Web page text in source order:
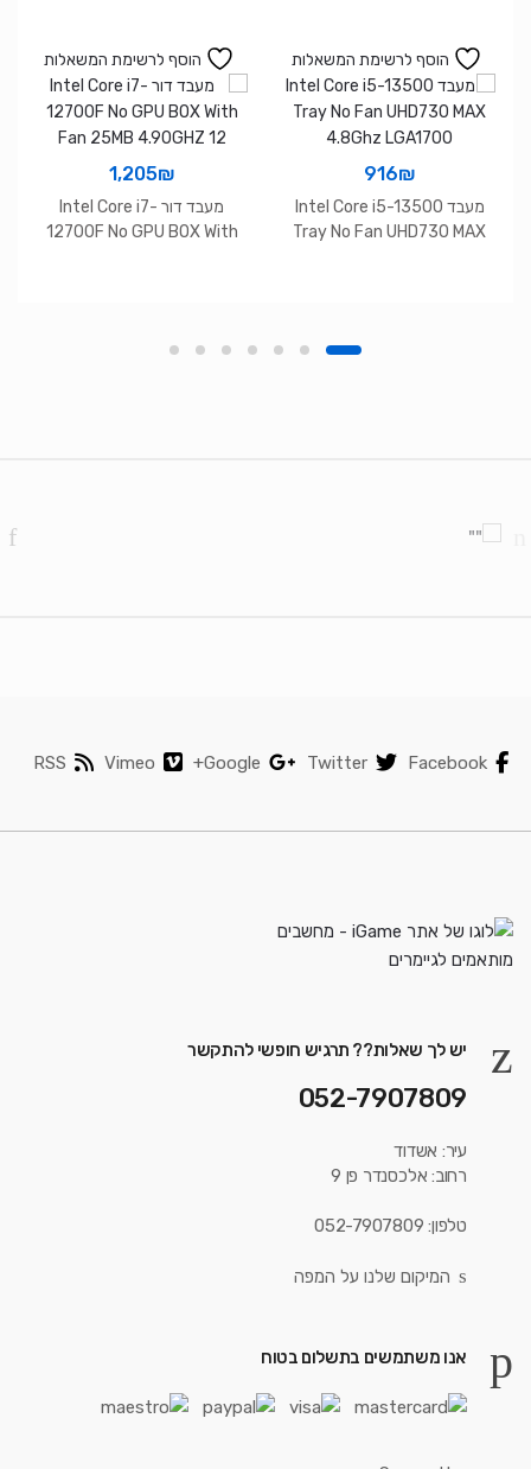
הוסף לרשימת המשאלות
916₪
מעבד Intel Core i5-13500
Tray No Fan UHD730 MAX
הוסף לרשימת המשאלות
1,205₪
מעבד דור Intel Core i7-
12700F No GPU BOX With
Facebook
Twitter
Google+
Vimeo
RSS
יש לך שאלות?? תרגיש חופשי להתקשר
052-7907809
עיר: אשדוד
רחוב: אלכסנדר פן 9
טלפון: 052-7907809
המיקום שלנו על המפה
אנו משתמשים בתשלום בטוח